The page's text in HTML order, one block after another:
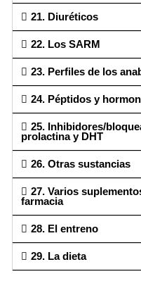
21. Diuréticos
22. Los SARM
23. Perfiles de los
24. Péptidos y
25. Inhibidores/
prolactina y DHT
26. Otras sustancias
27. Varios
farmacia
28. El entreno
29. La dieta